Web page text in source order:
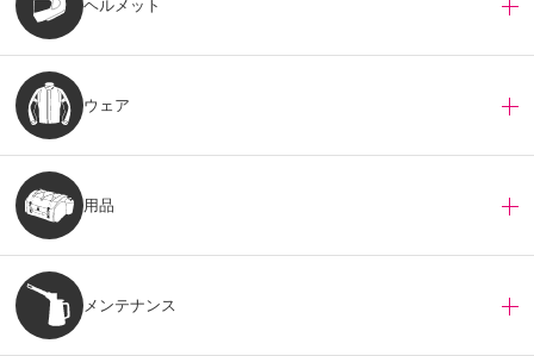
ヘルメット
ウェア
用品
メンテナンス